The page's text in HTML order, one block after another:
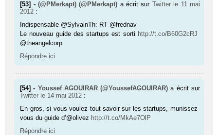
[53] - (@PMerkapt) (@PMerkapt) a écrit sur Twitter le 11 mai
2012 :
Indispensable @SylvainTh: RT @frednav
Le nouveau guide des startups est sorti http://t.co/B60G2cRJ
@theangelcorp
Répondre ici
[54] - Youssef AGOUIRAR (@YoussefAGOUIRAR) a écrit sur
Twitter le 14 mai 2012 :
En gros, si vous voulez tout savoir sur les startups, munissez
vous du guide d’@olivez http://t.co/MkAe7OlP
Répondre ici